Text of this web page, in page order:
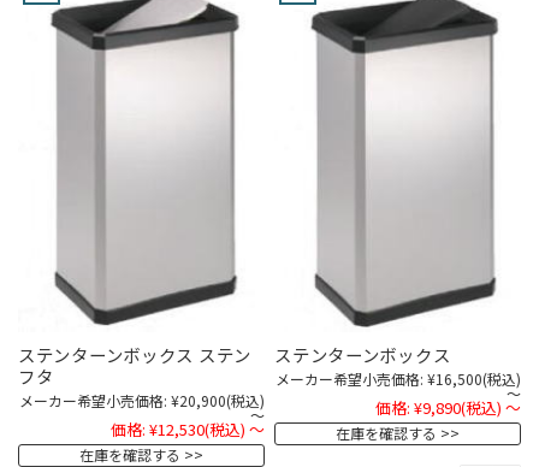
ステンターンボックス ステン
フタ
メーカー希望小売価格: ¥20,900(税込)
～
価格: ¥12,530(税込) ～
在庫を確認する
ステンターンボックス
メーカー希望小売価格: ¥16,500(税込)
～
価格: ¥9,890(税込) ～
在庫を確認する